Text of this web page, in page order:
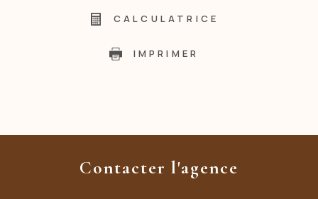
CALCULATRICE
IMPRIMER
Contacter l'agence